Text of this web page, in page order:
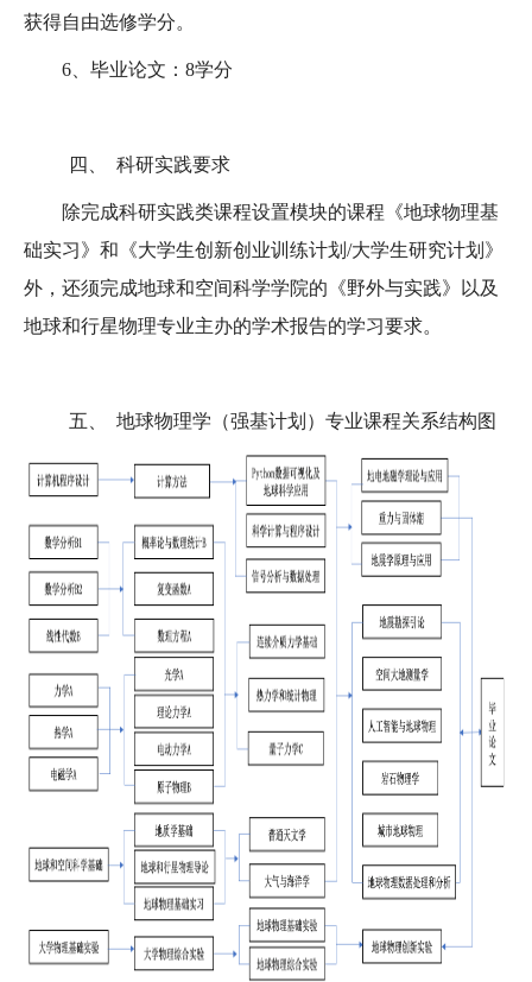
获得自由选修学分。
6 、毕业论文： 8学分
四、 科研实践要求
除完成科研实践类课程设置模块的课程《地球物理基
础实习》和《大学生创新创业训练计划 /大学生研究计划 》
外，还须完成地球和空间科学学院的《野外与实践》以及
地球和行星物理专业主办的学术报告的学习要求。
五、 地球物理学（强基计划）专业课程关系结构图